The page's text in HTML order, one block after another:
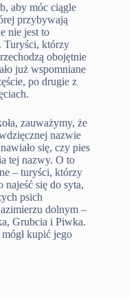
aby móc ciągle
przybywają
nie jest to
Turyści, którzy
obojętnie
już wspomniane
po drugie z
zauważymy, że
nazwie
się, czy pies
tej nazwy. O to
– turyści, którzy
się do syta,
psich
dolnym –
Grubcia i Piwka.
kupić jego